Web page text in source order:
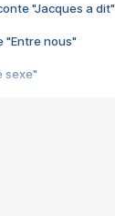
"Jacques a dit"
"Entre nous"
sexe"